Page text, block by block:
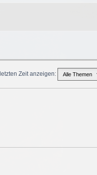
Zeit anzeigen: